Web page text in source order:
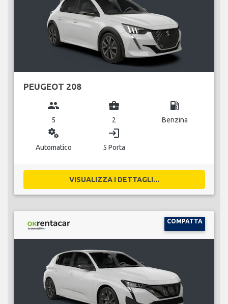
PEUGEOT 208
group
5
business_center
2
local_gas_station
Benzina
miscellaneous_services
Automatico
login
5 Porta
VISUALIZZA I DETTAGLI...
COMPATTA